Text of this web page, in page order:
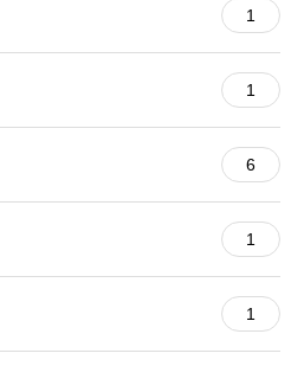
1
1
6
1
1